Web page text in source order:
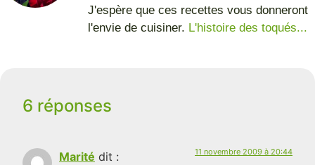
J'espère que ces recettes vous donneront
l'envie de cuisiner. L'histoire des toqués...
6 réponses
Marité dit : 11 novembre 2009 à 20:44